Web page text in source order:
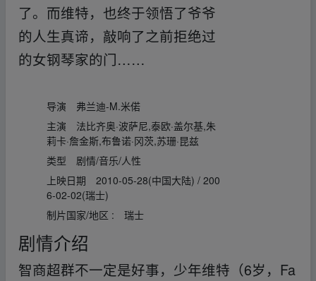
了。而维特，也终于领悟了爷爷
的人生真谛，敲响了之前拒绝过
的女钢琴家的门……
导演
弗兰迪-M.米偌
主演
法比齐奥·波萨尼,泰欧·盖尔基,朱
莉卡·詹金斯,布鲁诺·冈茨,苏珊·昆兹
类型
剧情/音乐/人性
上映日期
2010-05-28(中国大陆) / 200
6-02-02(瑞士)
制片国家/地区 :
瑞士
剧情介绍
智商超群不一定是好事，少年维特（6岁，Fa